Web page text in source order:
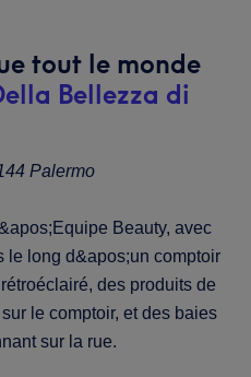
tout le monde
Bellezza di
Palermo